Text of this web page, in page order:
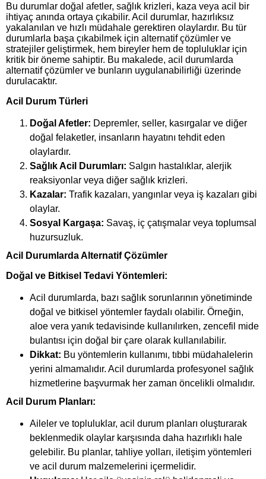
Bu durumlar doğal afetler, sağlık krizleri, kaza veya acil bir
ihtiyaç anında ortaya çıkabilir. Acil durumlar, hazırlıksız
yakalanılan ve hızlı müdahale gerektiren olaylardır. Bu tür
durumlarla başa çıkabilmek için alternatif çözümler ve
stratejiler geliştirmek, hem bireyler hem de topluluklar için
kritik bir öneme sahiptir. Bu makalede, acil durumlarda
alternatif çözümler ve bunların uygulanabilirliği üzerinde
durulacaktır.
Acil Durum Türleri
Doğal Afetler: Depremler, seller, kasırgalar ve diğer
doğal felaketler, insanların hayatını tehdit eden
olaylardır.
Sağlık Acil Durumları: Salgın hastalıklar, alerjik
reaksiyonlar veya diğer sağlık krizleri.
Kazalar: Trafik kazaları, yangınlar veya iş kazaları gibi
olaylar.
Sosyal Kargaşa: Savaş, iç çatışmalar veya toplumsal
huzursuzluk.
Acil Durumlarda Alternatif Çözümler
Doğal ve Bitkisel Tedavi Yöntemleri:
Acil durumlarda, bazı sağlık sorunlarının yönetiminde
doğal ve bitkisel yöntemler faydalı olabilir. Örneğin,
aloe vera yanık tedavisinde kullanılırken, zencefil mide
bulantısı için doğal bir çare olarak kullanılabilir.
Dikkat: Bu yöntemlerin kullanımı, tıbbi müdahalelerin
yerini almamalıdır. Acil durumlarda profesyonel sağlık
hizmetlerine başvurmak her zaman öncelikli olmalıdır.
Acil Durum Planları:
Aileler ve topluluklar, acil durum planları oluşturarak
beklenmedik olaylar karşısında daha hazırlıklı hale
gelebilir. Bu planlar, tahliye yolları, iletişim yöntemleri
ve acil durum malzemelerini içermelidir.